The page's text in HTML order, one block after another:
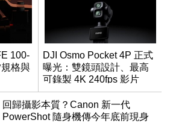
100-
格與
DJI Osmo Pocket 4P 正式
曝光：雙鏡頭設計、最高
可錄製 4K 240fps 影片
回歸攝影本質？Canon 新一代
PowerShot 隨身機傳今年底前現身